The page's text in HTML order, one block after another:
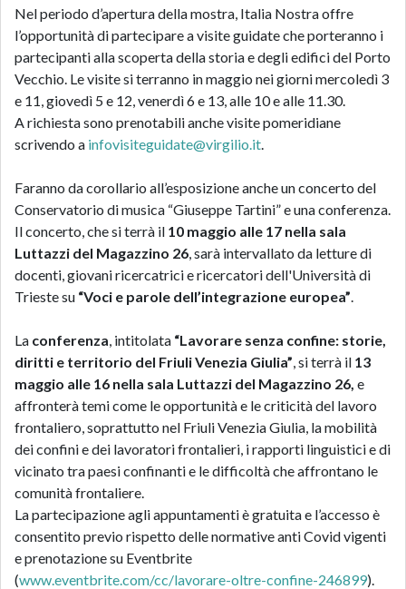
Nel periodo d’apertura della mostra, Italia Nostra offre
l’opportunità di partecipare a visite guidate che porteranno i
partecipanti alla scoperta della storia e degli edifici del Porto
Vecchio. Le visite si terranno in maggio nei giorni mercoledì 3
e 11, giovedì 5 e 12, venerdì 6 e 13, alle 10 e alle 11.30.
A richiesta sono prenotabili anche visite pomeridiane
scrivendo a infovisiteguidate@virgilio.it.
Faranno da corollario all’esposizione anche un concerto del
Conservatorio di musica “Giuseppe Tartini” e una conferenza.
Il concerto, che si terrà il 10 maggio alle 17 nella sala
Luttazzi del Magazzino 26, sarà intervallato da letture di
docenti, giovani ricercatrici e ricercatori dell'Università di
Trieste su “Voci e parole dell’integrazione europea”.
La conferenza, intitolata “Lavorare senza confine: storie,
diritti e territorio del Friuli Venezia Giulia”, si terrà il 13
maggio alle 16 nella sala Luttazzi del Magazzino 26, e
affronterà temi come le opportunità e le criticità del lavoro
frontaliero, soprattutto nel Friuli Venezia Giulia, la mobilità
dei confini e dei lavoratori frontalieri, i rapporti linguistici e di
vicinato tra paesi confinanti e le difficoltà che affrontano le
comunità frontaliere.
La partecipazione agli appuntamenti è gratuita e l’accesso è
consentito previo rispetto delle normative anti Covid vigenti
e prenotazione su Eventbrite
(www.eventbrite.com/cc/lavorare-oltre-confine-246899).